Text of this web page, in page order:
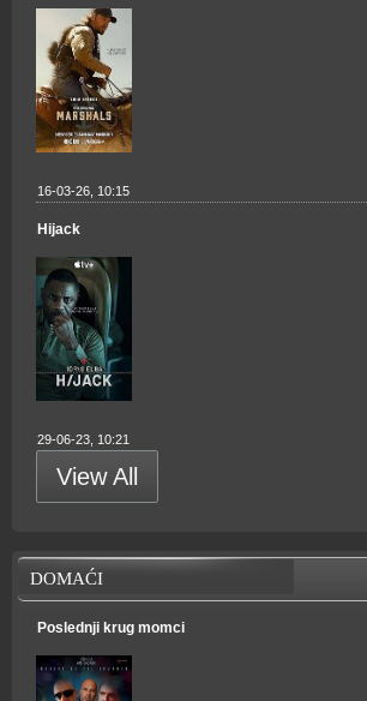
16-03-26, 10:15
Hijack
29-06-23, 10:21
View All
DOMAĆI
Poslednji krug momci